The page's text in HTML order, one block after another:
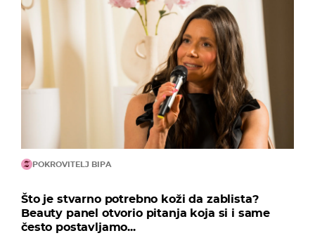
POKROVITELJ BIPA
Što je stvarno potrebno koži da zablista?
Beauty panel otvorio pitanja koja si i same
često postavljamo...